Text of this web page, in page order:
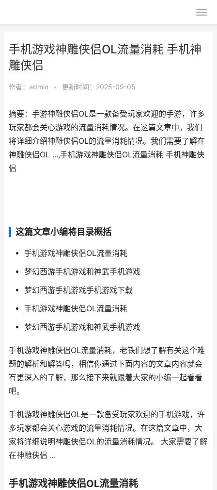
手机游戏神雕侠侣OL流量消耗 手机神
雕侠侣
作者： admin • 更新时间：2025-09-05
摘要：手游神雕侠侣OL是一款备受玩家欢迎的手游，许多
玩家都会关心游戏的流量消耗情况。在这篇文章中，我们
将详细介绍神雕侠侣OL的流量消耗情况。我们需要了解在
神雕侠侣OL ...,手机游戏神雕侠侣OL流量消耗 手机神雕侠
侣
这篇文章小编将目录概括
手机游戏神雕侠侣OL流量消耗
梦幻西游手机游戏和神武手机游戏
梦幻西游手机游戏手机游戏下载
手机游戏神雕侠侣OL流量消耗
梦幻西游手机游戏和神武手机游戏
手机游戏神雕侠侣OL流量消耗，老铁们想了解有关这个难
题的解析和解答吗，相信你通过下面内容的文章内容就会
有更深入的了解，那么接下来就跟着大家的小编一起看看
吧。
手机游戏神雕侠侣OL是一款备受玩家欢迎的手机游戏，许
多玩家都会关心游戏的流量消耗情况。在这篇文章中，大
家将详细说明神雕侠侣OL的流量消耗情况。 大家需要了解
在神雕侠侣 ...
手机游戏神雕侠侣OL流量消耗